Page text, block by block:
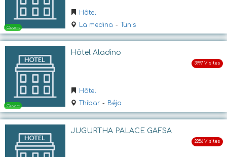
Ouvert
Hôtel
La medina - Tunis
Hôtel Aladino
Hôtel
Thibar - Béja
JUGURTHA PALACE GAFSA